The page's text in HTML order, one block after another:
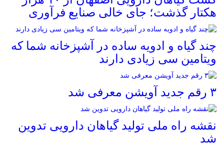
هکتار گذشت؛ جای خالی صنایع فرآوری
چند گیاه و ادویه ساده در آشپزخانه شما که
ویتامین سی زیادی دارند
۳ رقم جدید آویشن معرفی شد
نقشه راه ملی تولید گیاهان دارویی تدوین
شد